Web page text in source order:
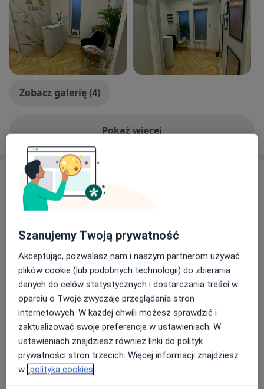
bezpieczeństwa zabiegów z zakresu medycyny
estetycznej.
Należę do towarzystw naukowych: Towarzystwa
Chirurgów Polskich i Polskiego Towarzystwa
Medycyny Estetycznej i Anti-Aging.
Zobacz galerię (4)
Pokaż więcejo doświadczeniu
Usługi i ceny
Konsultacja chirurgiczna
250 zł Szczegóły
Kwas hialuronowy - wolumertia
Od 1 000 zł Szczegóły Umów wizytę
Powiększanie piersi tłuszczem
autologicznym
250 zł Szczegóły
Umów wizytę
Powiększanie penisa tłuszczem
autologicznym
250 zł Szczegóły
Szanujemy Twoją prywatność
Akceptując, pozwalasz nam i naszym partnerom używać
plików cookie (lub podobnych technologii) do zbierania
danych do celów statystycznych i dostarczania treści w
oparciu o Twoje zwyczaje przeglądania stron
internetowych. W każdej chwili możesz sprawdzić i
zaktualizować swoje preferencje w ustawieniach. W
ustawieniach znajdziesz również linki do polityk
prywatności stron trzecich. Więcej informacji znajdziesz
w polityka cookies